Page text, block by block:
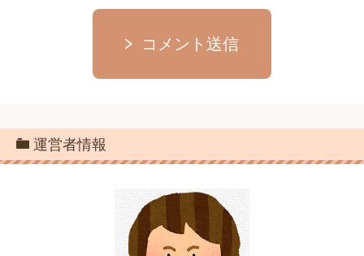
コメント送信
運営者情報